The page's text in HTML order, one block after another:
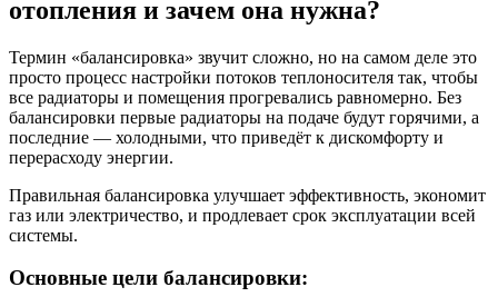
отопления и зачем она нужна?
Термин «балансировка» звучит сложно, но на самом деле это
просто процесс настройки потоков теплоносителя так, чтобы
все радиаторы и помещения прогревались равномерно. Без
балансировки первые радиаторы на подаче будут горячими, а
последние — холодными, что приведёт к дискомфорту и
перерасходу энергии.
Правильная балансировка улучшает эффективность, экономит
газ или электричество, и продлевает срок эксплуатации всей
системы.
Основные цели балансировки: